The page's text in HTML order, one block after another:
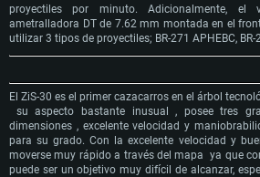
proyectiles por minuto. Adicionalmente, el
ametralladora DT de 7.62 mm montada en el
utilizar 3 tipos de proyectiles; BR-271 APHEBC, BR-
El ZiS-30 es el primer cazacarros en el árbol
su aspecto bastante inusual , posee tres
dimensiones , excelente velocidad y
para su grado. Con la excelente velocidad y
moverse muy rápido a través del mapa ya que
puede ser un objetivo muy difícil de alcanzar,